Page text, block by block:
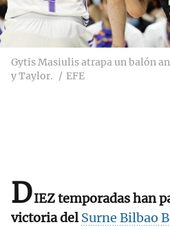
Gytis Masiulis atrapa un balón
y Taylor.
EFE
DIEZ temporadas han
victoria delSurne Bilbao